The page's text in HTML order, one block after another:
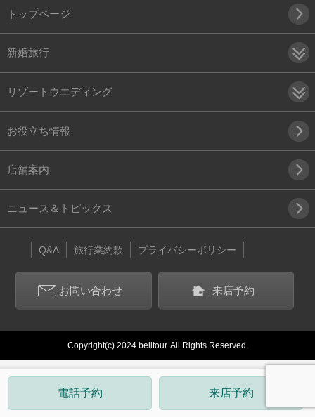
トップページ
新婚旅行
リゾートウエディング
お役立ち情報
店舗案内
ニュース＆トピックス
Q&A 旅行業約款 プライバシーポリシー
お問い合わせ 来店予約
Copyright(c) 2024 belltour. All Rights Reserved.
電話予約 来店予約